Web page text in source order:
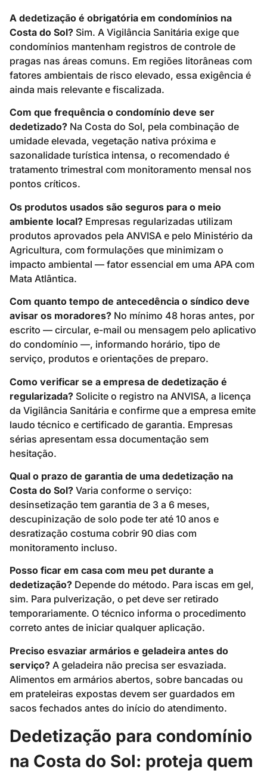
A dedetização é obrigatória em condomínios na
Costa do Sol? Sim. A Vigilância Sanitária exige que
condomínios mantenham registros de controle de
pragas nas áreas comuns. Em regiões litorâneas com
fatores ambientais de risco elevado, essa exigência é
ainda mais relevante e fiscalizada.
Com que frequência o condomínio deve ser
dedetizado? Na Costa do Sol, pela combinação de
umidade elevada, vegetação nativa próxima e
sazonalidade turística intensa, o recomendado é
tratamento trimestral com monitoramento mensal nos
pontos críticos.
Os produtos usados são seguros para o meio
ambiente local? Empresas regularizadas utilizam
produtos aprovados pela ANVISA e pelo Ministério da
Agricultura, com formulações que minimizam o
impacto ambiental — fator essencial em uma APA com
Mata Atlântica.
Com quanto tempo de antecedência o síndico deve
avisar os moradores? No mínimo 48 horas antes, por
escrito — circular, e-mail ou mensagem pelo aplicativo
do condomínio —, informando horário, tipo de
serviço, produtos e orientações de preparo.
Como verificar se a empresa de dedetização é
regularizada? Solicite o registro na ANVISA, a licença
da Vigilância Sanitária e confirme que a empresa emite
laudo técnico e certificado de garantia. Empresas
sérias apresentam essa documentação sem
hesitação.
Qual o prazo de garantia de uma dedetização na
Costa do Sol? Varia conforme o serviço:
desinsetização tem garantia de 3 a 6 meses,
descupinização de solo pode ter até 10 anos e
desratização costuma cobrir 90 dias com
monitoramento incluso.
Posso ficar em casa com meu pet durante a
dedetização? Depende do método. Para iscas em gel,
sim. Para pulverização, o pet deve ser retirado
temporariamente. O técnico informa o procedimento
correto antes de iniciar qualquer aplicação.
Preciso esvaziar armários e geladeira antes do
serviço? A geladeira não precisa ser esvaziada.
Alimentos em armários abertos, sobre bancadas ou
em prateleiras expostas devem ser guardados em
sacos fechados antes do início do atendimento.
Dedetização para condomínio
na Costa do Sol: proteja quem